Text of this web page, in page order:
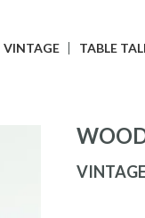
VINTAGE TABLE
VINTAGE